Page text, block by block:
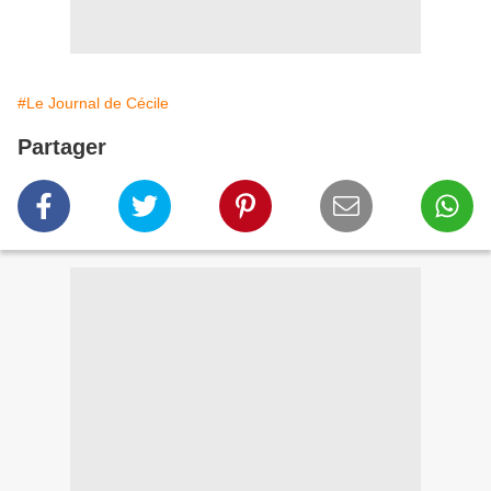
#Le Journal de Cécile
Partager